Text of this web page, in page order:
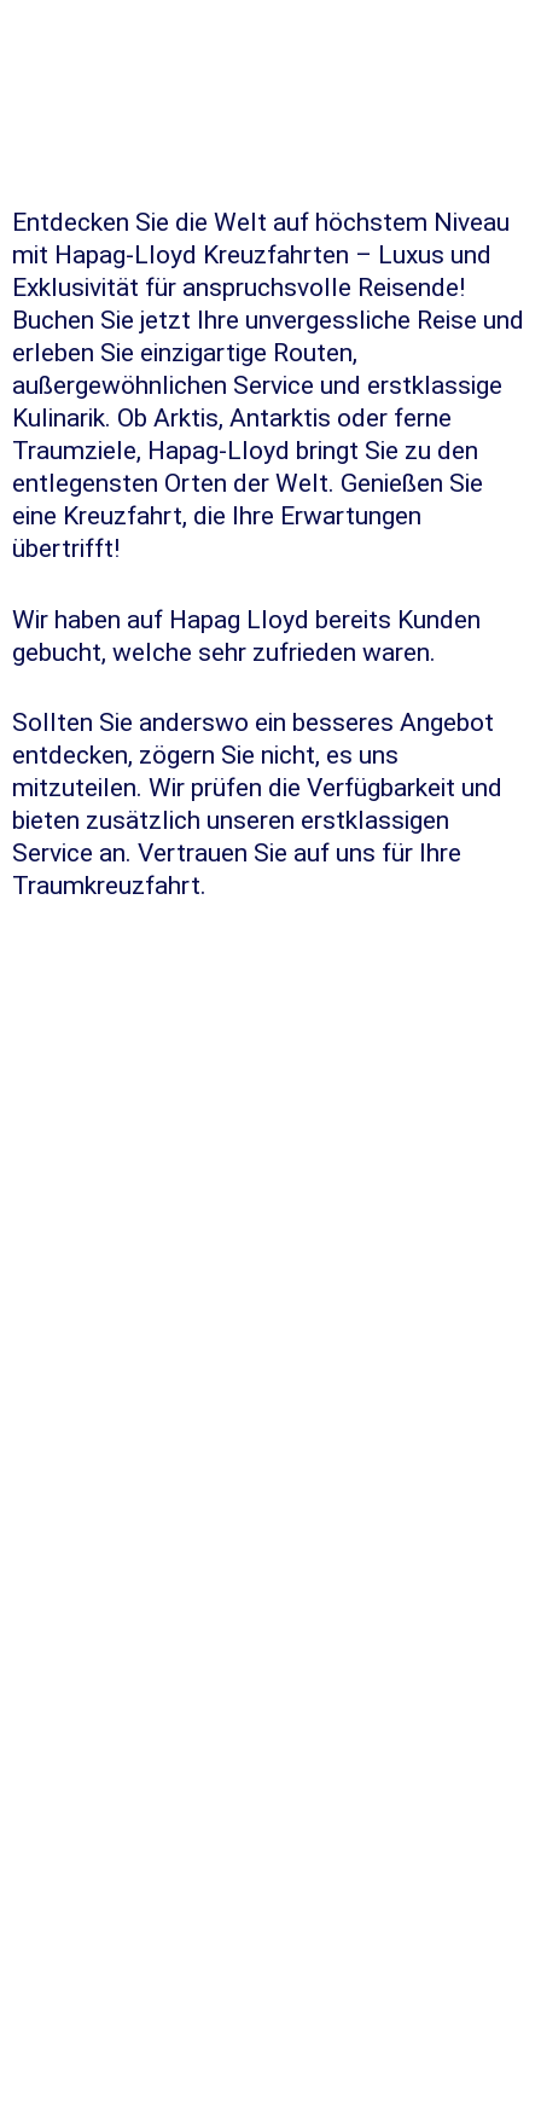
Entdecken Sie die Welt auf höchstem Niveau
mit Hapag-Lloyd Kreuzfahrten – Luxus und
Exklusivität für anspruchsvolle Reisende!
Buchen Sie jetzt Ihre unvergessliche Reise und
erleben Sie einzigartige Routen,
außergewöhnlichen Service und erstklassige
Kulinarik. Ob Arktis, Antarktis oder ferne
Traumziele, Hapag-Lloyd bringt Sie zu den
entlegensten Orten der Welt. Genießen Sie
eine Kreuzfahrt, die Ihre Erwartungen
übertrifft!
Wir haben auf Hapag Lloyd bereits Kunden
gebucht, welche sehr zufrieden waren.
Sollten Sie anderswo ein besseres Angebot
entdecken, zögern Sie nicht, es uns
mitzuteilen. Wir prüfen die Verfügbarkeit und
bieten zusätzlich unseren erstklassigen
Service an. Vertrauen Sie auf uns für Ihre
Traumkreuzfahrt.